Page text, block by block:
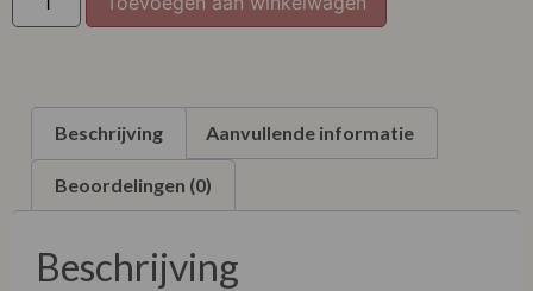
Beschrijving Aanvullende informatie
Beoordelingen (0)
Beschrijving